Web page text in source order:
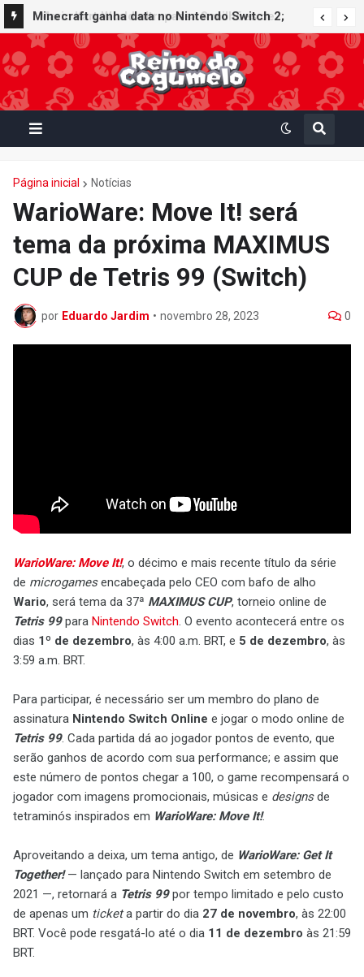
Minecraft ganha data no Nintendo Switch 2;
Super Mario Mash-Up receberá atualização
gráfica exclusiva
Página inicial Notícias
WarioWare: Move It! será
tema da próxima MAXIMUS
CUP de Tetris 99 (Switch)
por Eduardo Jardim • novembro 28, 2023 0
WarioWare: Move It!, o décimo e mais recente título da série
de microgamesencabeçada pelo CEO com bafo de alho
Wario, será tema da 37ª MAXIMUS CUP, torneio online de
Tetris 99para Nintendo Switch. O evento acontecerá entre os
dias 1º de dezembro, às 4:00 a.m. BRT, e 5 de dezembro, às
3:59 a.m. BRT.
Para participar, é necessário ser um membro do plano de
assinatura Nintendo Switch Online e jogar o modo online de
Tetris 99. Cada partida dá ao jogador pontos de evento, que
serão ganhos de acordo com sua performance; e assim que
este número de pontos chegar a 100, o game recompensará o
jogador com imagens promocionais, músicas e designsde
tetraminós inspirados em WarioWare: Move It!.
Aproveitando a deixa, um tema antigo, de WarioWare: Get It
Together!— lançado para Nintendo Switch em setembro de
2021 —, retornará a Tetris 99por tempo limitado e pelo custo
de apenas um ticketa partir do dia 27 de novembro, às 22:00
BRT. Você pode resgatá-lo até o dia 11 de dezembro às 21:59
BRT.